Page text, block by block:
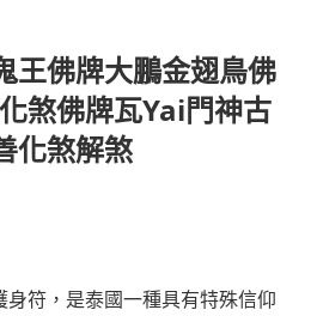
王佛牌大鵬金翅鳥佛
煞佛牌瓦Yai門神古
化煞解煞
身符，是泰國一種具有特殊信仰